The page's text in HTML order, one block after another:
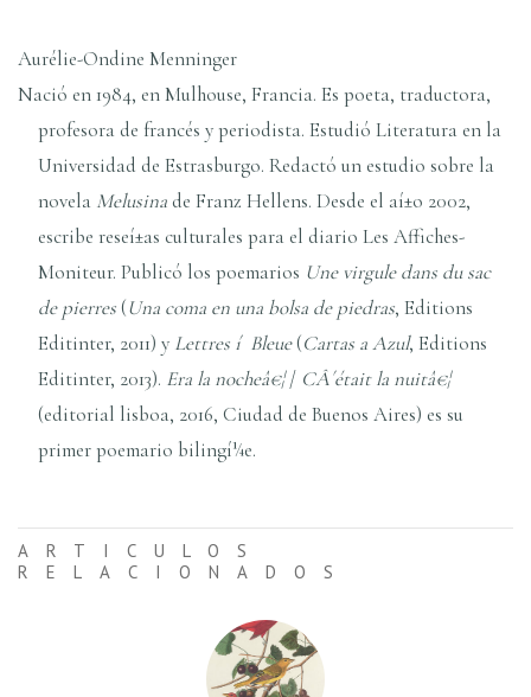
Aurélie-Ondine Menninger
Nació en 1984, en Mulhouse, Francia. Es poeta, traductora,
profesora de francés y periodista. Estudió Literatura en la
Universidad de Estrasburgo. Redactó un estudio sobre la
novela Melusinade Franz Hellens. Desde el aí±o 2002,
escribe reseí±as culturales para el diario Les Affiches-
Moniteur. Publicó los poemarios Une virgule dans du sac
de pierres(Una coma en una bolsa de piedras, Editions
Editinter, 2011) y Lettres í Bleue(Cartas a Azul, Editions
Editinter, 2013). Era la nocheâ€¦/ CÂ´était la nuitâ€¦
(editorial lisboa, 2016, Ciudad de Buenos Aires) es su
primer poemario bilingí¼e.
ARTICULOS
RELACIONADOS